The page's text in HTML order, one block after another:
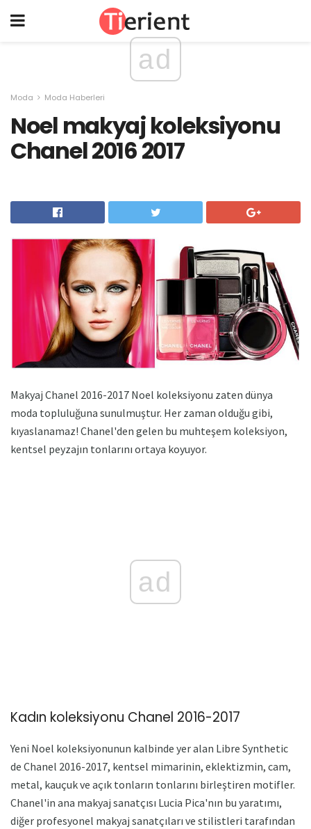
ad
Moda Moda Haberleri
Noel makyaj koleksiyonu
Chanel 2016 2017
Makyaj Chanel 2016-2017 Noel koleksiyonu zaten dünya
moda topluluğuna sunulmuştur. Her zaman olduğu gibi,
kıyaslanamaz! Chanel'den gelen bu muhteşem koleksiyon,
kentsel peyzajın tonlarını ortaya koyuyor.
ad
Kadın koleksiyonu Chanel 2016-2017
Yeni Noel koleksiyonunun kalbinde yer alan Libre Synthetic
de Chanel 2016-2017, kentsel mimarinin, eklektizmin, cam,
metal, kauçuk ve açık tonların tonlarını birleştiren motifler.
Chanel'in ana makyaj sanatçısı Lucia Pica'nın bu yaratımı,
diğer profesyonel makyaj sanatçıları ve stilistleri tarafından